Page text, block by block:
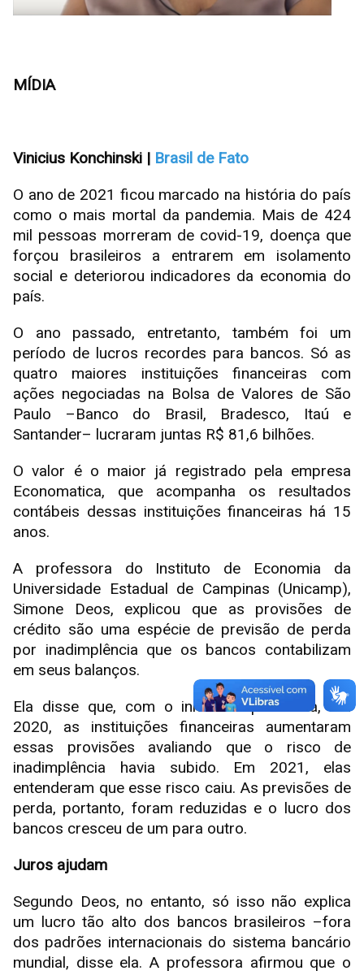
MÍDIA
Vinicius Konchinski | Brasil de Fato
O ano de 2021 ficou marcado na história do país
como o mais mortal da pandemia. Mais de 424
mil pessoas morreram de covid-19, doença que
forçou brasileiros a entrarem em isolamento
social e deteriorou indicadores da economia do
país.
O ano passado, entretanto, também foi um
período de lucros recordes para bancos. Só as
quatro maiores instituições financeiras com
ações negociadas na Bolsa de Valores de São
Paulo –Banco do Brasil, Bradesco, Itaú e
Santander– lucraram juntas R$ 81,6 bilhões.
O valor é o maior já registrado pela empresa
Economatica, que acompanha os resultados
contábeis dessas instituições financeiras há 15
anos.
A professora do Instituto de Economia da
Universidade Estadual de Campinas (Unicamp),
Simone Deos, explicou que as provisões de
crédito são uma espécie de previsão de perda
por inadimplência que os bancos contabilizam
em seus balanços.
Ela disse que, com o início da pandemia, em
2020, as instituições financeiras aumentaram
essas provisões avaliando que o risco de
inadimplência havia subido. Em 2021, elas
entenderam que esse risco caiu. As previsões de
perda, portanto, foram reduzidas e o lucro dos
bancos cresceu de um para outro.
Juros ajudam
Segundo Deos, no entanto, só isso não explica
um lucro tão alto dos bancos brasileiros –fora
dos padrões internacionais do sistema bancário
mundial, disse ela. A professora afirmou que o